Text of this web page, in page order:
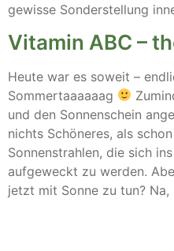
gewisse Sonderstellung
Vitamin ABC –
Heute war es soweit –
Sommertaaaaaag
und den Sonnenschein
nichts Schöneres, als
Sonnenstrahlen, die sich
aufgeweckt zu werden.
jetzt mit Sonne zu tun?